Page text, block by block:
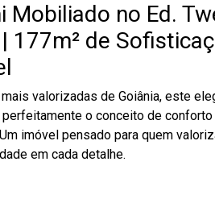
no Ed.
177m² de
valorizadas de Goiânia, este
perfeitamente o conceito de
imóvel pensado para quem
em cada detalhe.